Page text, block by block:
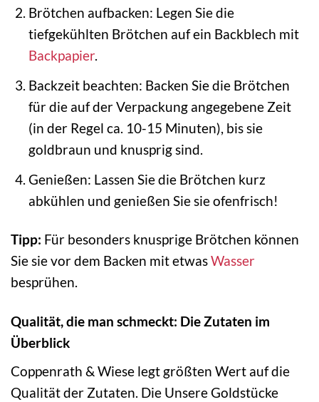
Brötchen aufbacken: Legen Sie die
tiefgekühlten Brötchen auf ein Backblech mit
Backpapier.
Backzeit beachten: Backen Sie die Brötchen
für die auf der Verpackung angegebene Zeit
(in der Regel ca. 10-15 Minuten), bis sie
goldbraun und knusprig sind.
Genießen: Lassen Sie die Brötchen kurz
abkühlen und genießen Sie sie ofenfrisch!
Tipp: Für besonders knusprige Brötchen können
Sie sie vor dem Backen mit etwasWasser
besprühen.
Qualität, die man schmeckt: Die Zutaten im
Überblick
Coppenrath & Wiese legt größten Wert auf die
Qualität der Zutaten. Die Unsere Goldstücke